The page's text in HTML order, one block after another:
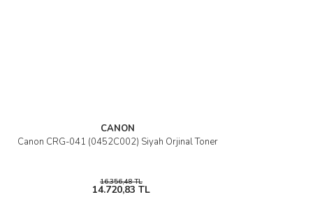
CANON
Canon CRG-041 (0452C002) Siyah Orjinal Toner
16.356,48 TL
14.720,83 TL